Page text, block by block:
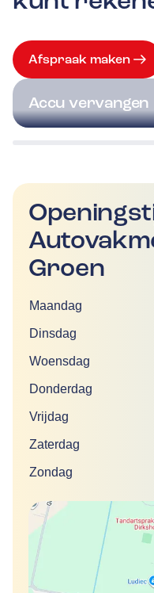
Afspraak maken
Accu vervangen
Groen
DagTijd
Maandag
Dinsdag
Woensdag
Donderdag
Vrijdag
Zaterdag
Zondag